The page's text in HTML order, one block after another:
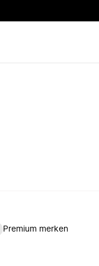
Premium merken